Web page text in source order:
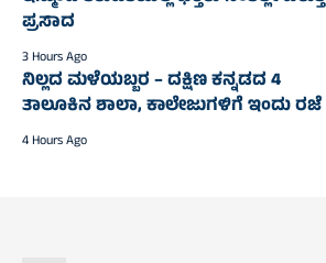
ಪ್ರಸಾದ
3 Hours Ago
ನಿಲ್ಲದ ಮಳೆಯಬ್ಬರ – ದಕ್ಷಿಣ ಕನ್ನಡದ 4
ತಾಲೂಕಿನ ಶಾಲಾ, ಕಾಲೇಜುಗಳಿಗೆ ಇಂದು ರಜೆ
4 Hours Ago